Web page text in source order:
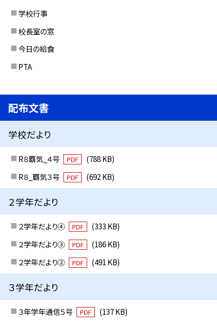
学校行事
校長室の窓
今日の給食
PTA
配布文書
学校だより
R８覇気_４号 PDF
(788 KB)
R８_覇気３号
PDF (692 KB)
２学年だより
２学年だより④ PDF
(333 KB)
２学年だより③
PDF
(186 KB)
２学年だより②
PDF (491 KB)
３学年だより
３年学年通信５号 PDF
(137 KB)